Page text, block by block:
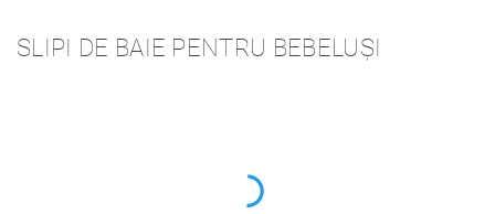
SLIPI DE BAIE PENTRU BEBELUȘI